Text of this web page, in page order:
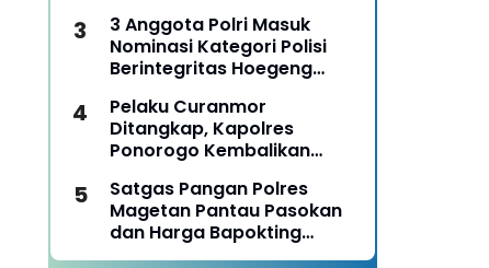
3 Anggota Polri Masuk
Nominasi Kategori Polisi
Berintegritas Hoegeng
Pelaku Curanmor
Ditangkap, Kapolres
Ponorogo Kembalikan
Satgas Pangan Polres
Magetan Pantau Pasokan
dan Harga Bapokting
Pascalebaran